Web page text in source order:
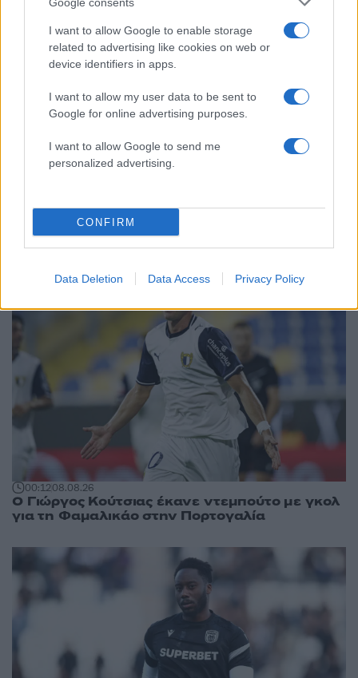
I want to allow Google to enable storage
related to advertising like cookies on web or
device identifiers in apps.
I want to allow my user data to be sent to
Google for online advertising purposes.
I want to allow Google to send me
personalized advertising.
CONFIRM
Data Deletion Data Access Privacy Policy
τις φωτιές σε Αττική και Βοιωτία: «Από τα
ισχυρότερα επεισόδια των τελευταίων 50
χρόνων»
Απίστευτο κι όμως αληθινό -
Aναστέλλονται τα τακτικά ραντεβού του
αγγειοχειρουργού του νοσοκομείου
Χανίων επειδή κλάπηκε το μηχανάκι του
γιατρού
Αθλητικά:
Περισσότερα άρθρα
00:1208.08.26
Ο Γιώργος Κούτσιας έκανε ντεμπούτο με γκολ
για τη Φαμαλικάο στην Πορτογαλία